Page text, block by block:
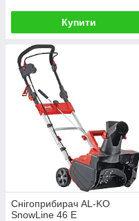
Купити
Снігоприбирач AL-KO
SnowLine 46 E